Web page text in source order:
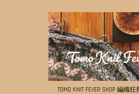
TOMO KNIT FEVER SHOP 編織